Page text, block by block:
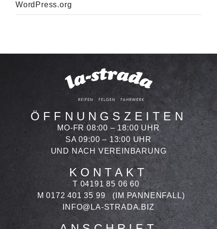
WordPress.org
ÖFFNUNGSZEITEN
MO-FR 08:00 – 18:00 UHR
SA 09:00 – 13:00 UHR
UND NACH VEREINBARUNG
KONTAKT
T 04191 85 06 60
M 0172 401 35 99
(IM PANNENFALL)
INFO@LA-STRADA.BIZ